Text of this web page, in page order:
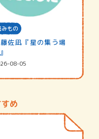
みもの
佐凪『星の集う場
08-05
め